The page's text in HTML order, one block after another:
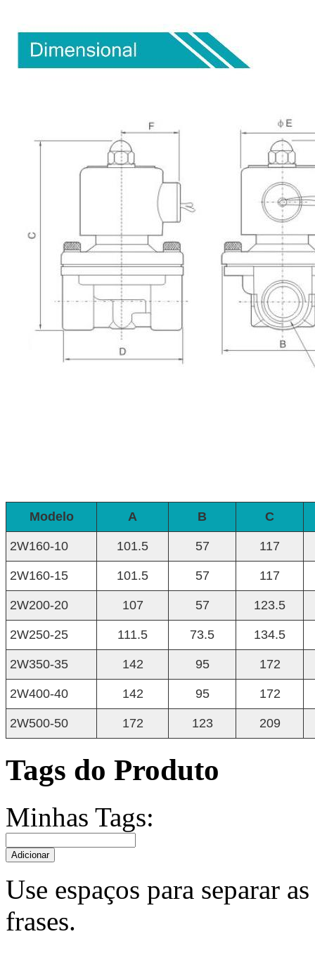
Modelo A B C
2W160-10 101.5 57 117
2W160-15 101.5 57 117
2W200-20 107 57 123.5
2W250-25 111.5 73.5 134.5
2W350-35 142 95 172
2W400-40 142 95 172
2W500-50 172 123 209
Tags do Produto
Minhas Tags:
Adicionar
Use espaços para separar
frases.